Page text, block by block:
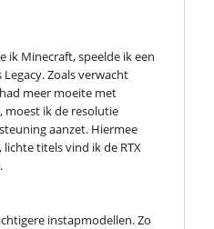
ik Minecraft, speelde ik een
Zoals verwacht
meer moeite met
moest ik de resolutie
aanzet. Hiermee
titels vind ik de RTX
instapmodellen. Zo